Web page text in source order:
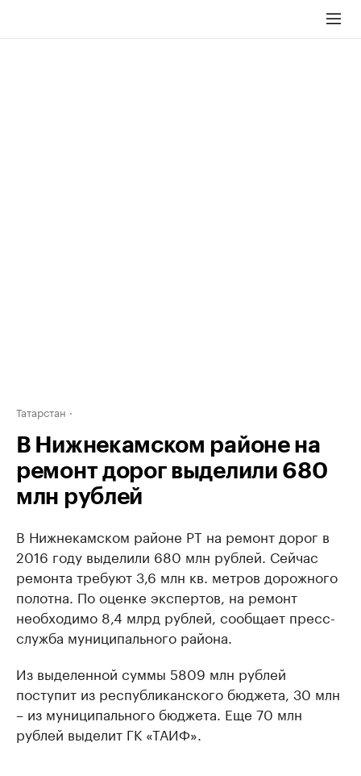
Татарстан
В Нижнекамском районе на
ремонт дорог выделили 680
млн рублей
В Нижнекамском районе РТ на ремонт дорог в
2016 году выделили 680 млн рублей. Сейчас
ремонта требуют 3,6 млн кв. метров дорожного
полотна. По оценке экспертов, на ремонт
необходимо 8,4 млрд рублей, сообщает пресс-
служба муниципального района.
Из выделенной суммы 5809 млн рублей
поступит из республиканского бюджета, 30 млн
– из муниципального бюджета. Еще 70 млн
рублей выделит ГК «ТАИФ».